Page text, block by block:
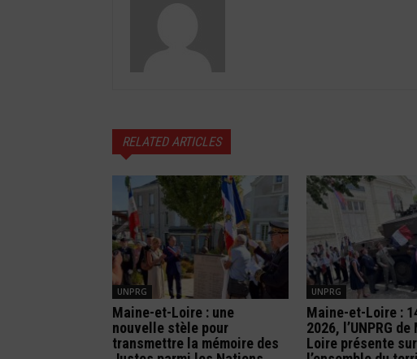
RELATED ARTICLES
UNPRG
Maine-et-Loire : une
nouvelle stèle pour
transmettre la mémoire des
UNPRG
Maine-et-Loire :
2026, l’UNPRG
Loire présente sur